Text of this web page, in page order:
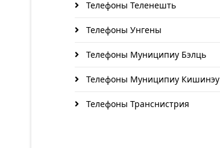
Телефоны Теленешть
Телефоны Унгены
Телефоны Муниципиу Бэлць
Телефоны Муниципиу Кишинэу
Телефоны Транснистрия